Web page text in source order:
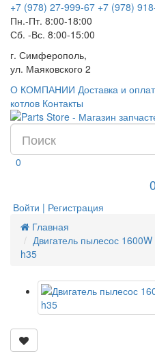
+7 (978) 27-999-67 +7 (978)
Пн.-Пт. 8:00-18:00
Сб. -Вс. 8:00-15:00
г. Симферополь,
ул. Маяковского 2
О КОМПАНИИ Доставка и
котлов Контакты
0
0
Войти | Регистрация
Главная
Двигатель пылесос
h35